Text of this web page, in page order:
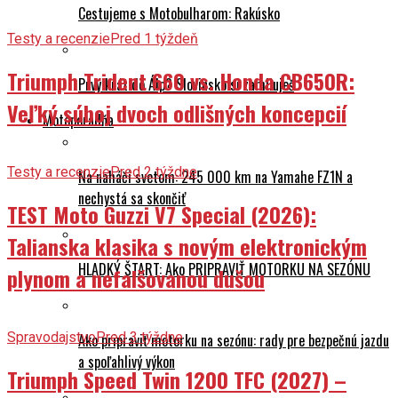
Cestujeme s Motobulharom: Rakúsko
Prvý krát do Álp? Slovinsko si zamiluješ
Motoporadňa
Na naháči svetom: 245 000 km na Yamahe FZ1N a
nechystá sa skončiť
HLADKÝ ŠTART: Ako PRIPRAVIŤ MOTORKU NA SEZÓNU
Ako pripraviť motorku na sezónu: rady pre bezpečnú jazdu
a spoľahlivý výkon
Testy a recenziePred 1 týždeň
Triumph Trident 660 vs. Honda CB650R:
Veľký súboj dvoch odlišných koncepcií
Testy a recenziePred 2 týždne
TEST Moto Guzzi V7 Special (2026):
Talianska klasika s novým elektronickým
plynom a nefalšovanou dušou
SpravodajstvoPred 3 týždne
Triumph Speed Twin 1200 TFC (2027) –